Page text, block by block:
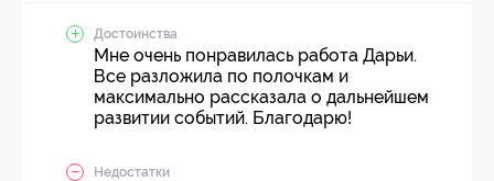
Достоинства
Мне очень понравилась работа Дарьи.
Все разложила по полочкам и
максимально рассказала о дальнейшем
развитии событий. Благодарю!
Недостатки